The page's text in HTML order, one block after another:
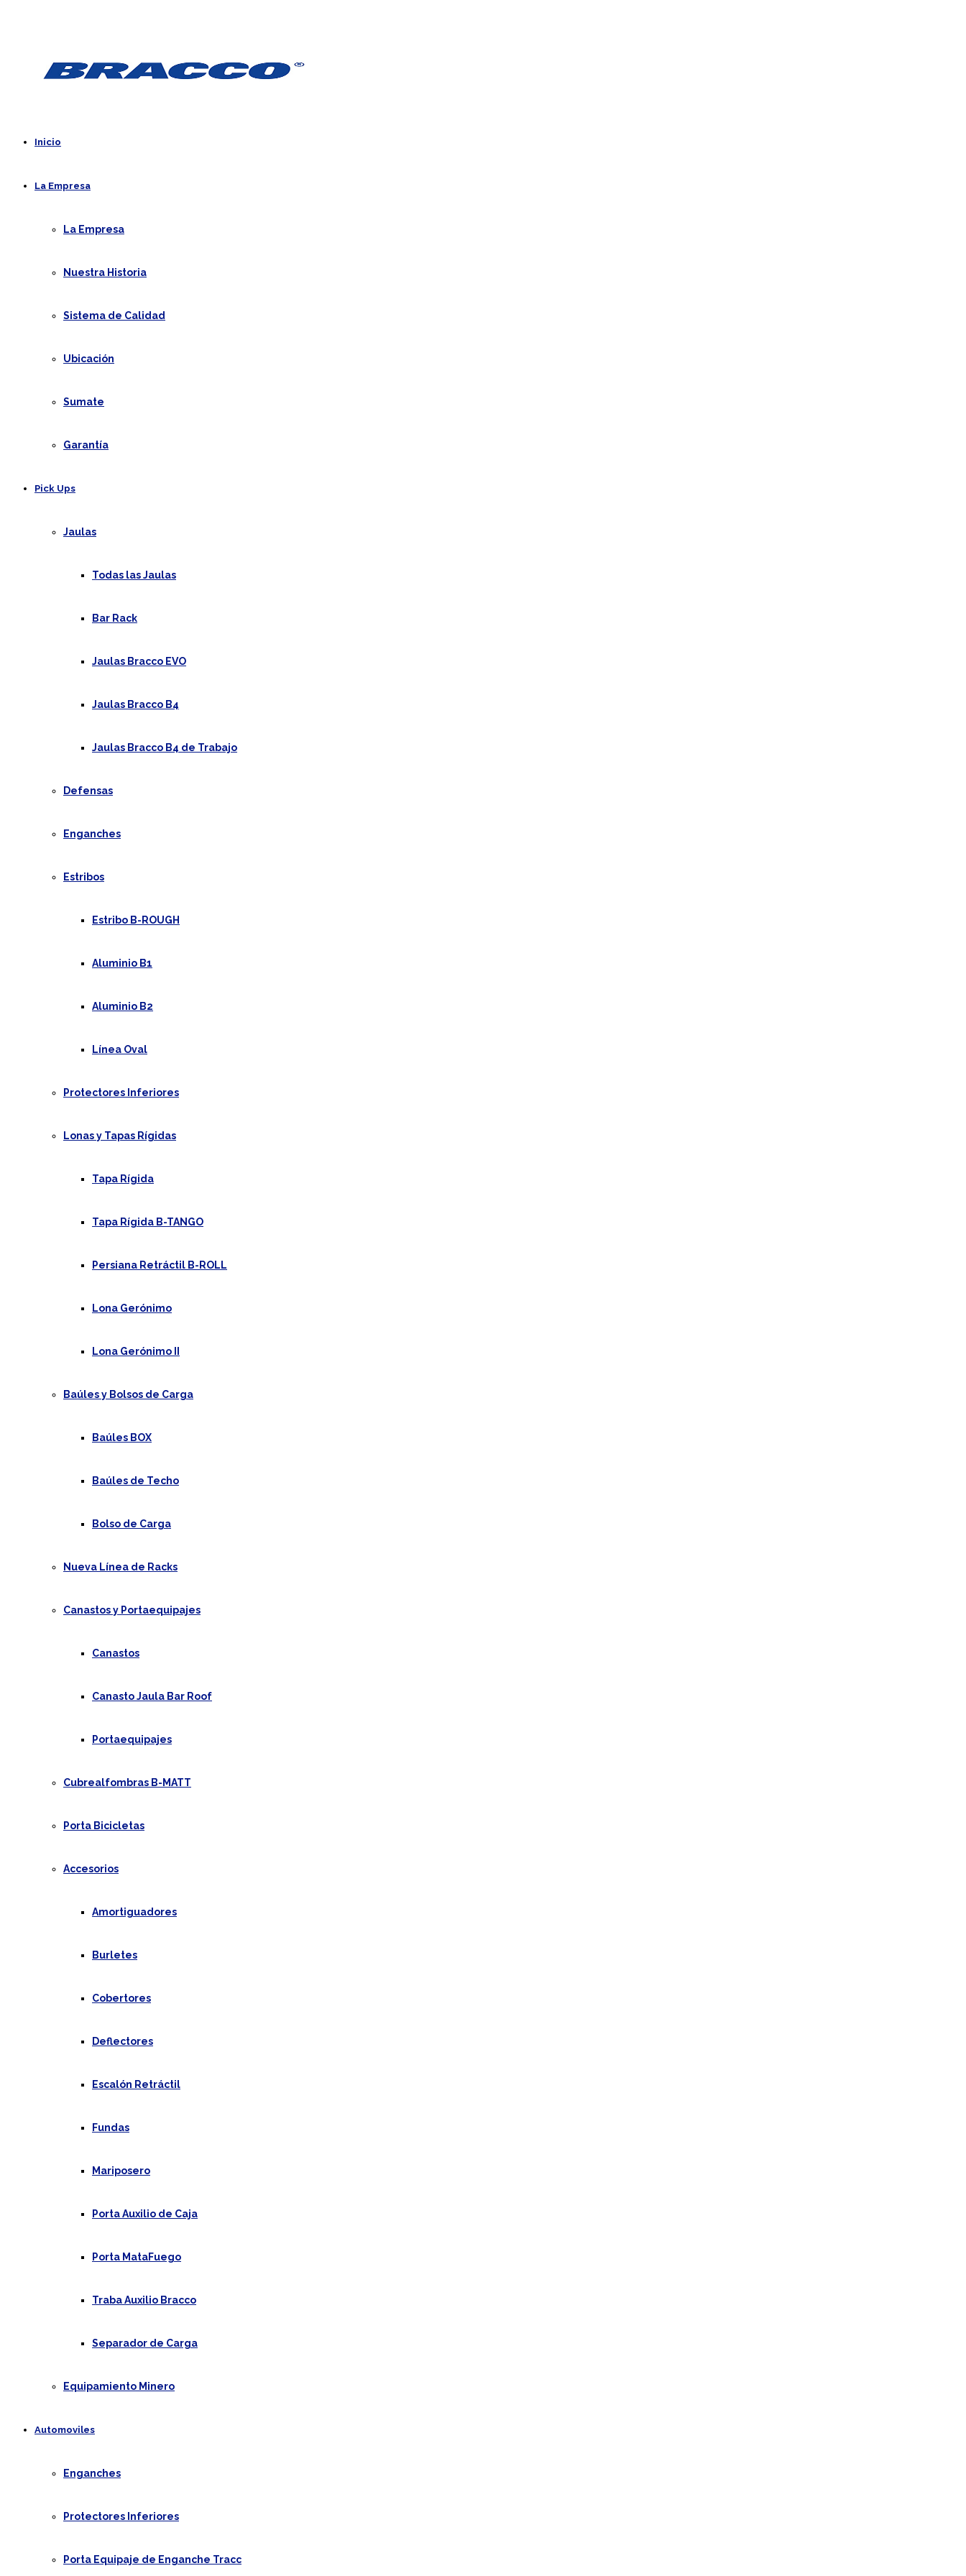
Inicio
La Empresa
La Empresa
Nuestra Historia
Sistema de Calidad
Ubicación
Sumate
Garantía
Pick Ups
Jaulas
Todas las Jaulas
Bar Rack
Jaulas Bracco EVO
Jaulas Bracco B4
Jaulas Bracco B4 de Trabajo
Defensas
Enganches
Estribos
Estribo B-ROUGH
Aluminio B1
Aluminio B2
Línea Oval
Protectores Inferiores
Lonas y Tapas Rígidas
Tapa Rígida
Tapa Rígida B-TANGO
Persiana Retráctil B-ROLL
Lona Gerónimo
Lona Gerónimo II
Baúles y Bolsos de Carga
Baúles BOX
Baúles de Techo
Bolso de Carga
Nueva Línea de Racks
Canastos y Portaequipajes
Canastos
Canasto Jaula Bar Roof
Portaequipajes
Cubrealfombras B-MATT
Porta Bicicletas
Accesorios
Amortiguadores
Burletes
Cobertores
Deflectores
Escalón Retráctil
Fundas
Mariposero
Porta Auxilio de Caja
Porta MataFuego
Traba Auxilio Bracco
Separador de Carga
Equipamiento Minero
Automoviles
Enganches
Protectores Inferiores
Porta Equipaje de Enganche Tracc